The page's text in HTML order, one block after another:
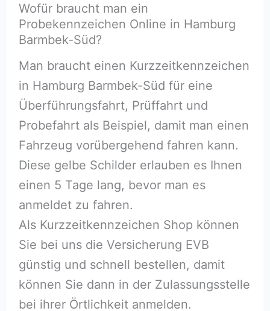
Wofür braucht man ein
Probekennzeichen Online in Hamburg
Barmbek-Süd?
Man braucht einen Kurzzeitkennzeichen
in Hamburg Barmbek-Süd für eine
Überführungsfahrt, Prüffahrt und
Probefahrt als Beispiel, damit man einen
Fahrzeug vorübergehend fahren kann.
Diese gelbe Schilder erlauben es Ihnen
einen 5 Tage lang, bevor man es
anmeldet zu fahren.
Als Kurzzeitkennzeichen Shop können
Sie bei uns die Versicherung EVB
günstig und schnell bestellen, damit
können Sie dann in der Zulassungsstelle
bei ihrer Örtlichkeit anmelden.